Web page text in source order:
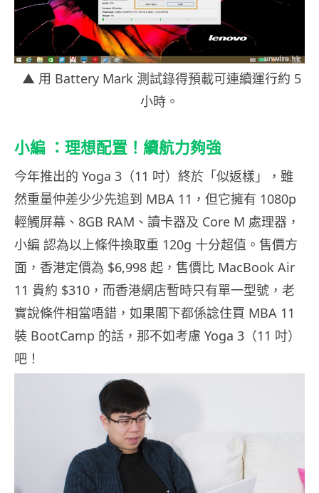
▲ 用 Battery Mark 測試錄得預載可連續運行約 5
小時。
小編 ：理想配置！續航力夠強
今年推出的 Yoga 3（11 吋）終於「似返樣」，雖
然重量仲差少少先追到 MBA 11，但它擁有 1080p
輕觸屏幕、8GB RAM、讀卡器及 Core M 處理器，
小編 認為以上條件換取重 120g 十分超值。售價方
面，香港定價為 $6,998 起，售價比 MacBook Air
11 貴約 $310，而香港網店暫時只有單一型號，老
實說條件相當唔錯，如果閣下都係諗住買 MBA 11
裝 BootCamp 的話，那不如考慮 Yoga 3（11 吋）
吧！